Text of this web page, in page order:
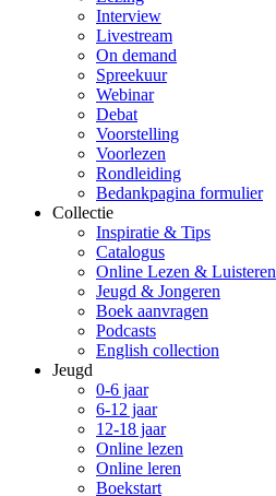
Interview
Livestream
On demand
Spreekuur
Webinar
Debat
Voorstelling
Voorlezen
Rondleiding
Bedankpagina formulier
Collectie
Inspiratie & Tips
Catalogus
Online Lezen & Luisteren
Jeugd & Jongeren
Boek aanvragen
Podcasts
English collection
Jeugd
0-6 jaar
6-12 jaar
12-18 jaar
Online lezen
Online leren
Boekstart